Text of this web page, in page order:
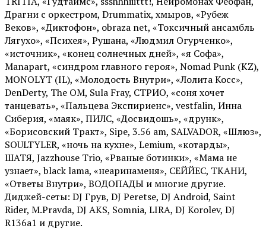
Драгни с оркестром, Drummatix, хмыров, «Рубеж
Веков», «Диктофон», obraza net, «Токсичный ансамбль
Лягухо», «Психея», Рушана, «Людмил Огурченко»,
«источник», «конец солнечных дней», «я Софа»,
Manapart, «синдром главного героя», Nomad Punk (KZ),
MONOLYT (IL), «Молодость Внутри», «Лолита Косс»,
DenDerty, The OM, Sula Fray, СТРИО, «соня хочет
танцевать», «Пальцева Экспириенс», vestfalin, Инна
Сиберия, «маяк», ПИЛС, «Досвидошь», «друнк»,
«Борисовский Тракт», Sipe, 3.56 am, SALVADOR, «Шлюз»,
SOULTYLER, «ночь на кухне», Lemium, «котарды»,
ШАТЯ, Jazzhouse Trio, «Рваные ботинки», «Мама не
узнает», black lama, «неаринаменя», СЕЙЙЕС, ТКАНИ,
«Ответы Внутри», ВОДОПАДЫ и многие другие.
Диджей-сеты: DJ Грув, DJ Peretse, DJ Android, Saint
Rider, М.Pravda, DJ AKS, Somnia, LIRA, DJ Korolev, DJ
R136a1 и другие.